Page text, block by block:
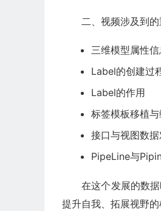
二、视频涉及到的
三维模型属性
Label的创建过
Label的作用
标签模板移植
接口与视图数
PipeLine与
在这个发展的数
提升自我、拓展视野